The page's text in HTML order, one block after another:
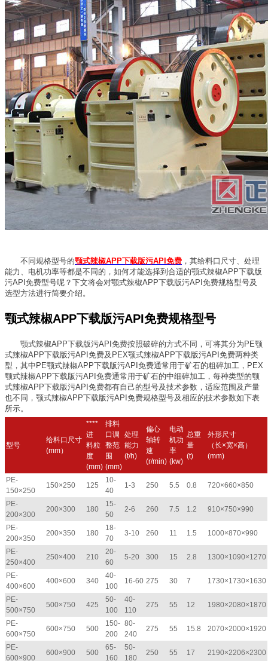
不同规格型号的颚式辣椒APP下载版污API免费 ，其给料口尺寸、处理
能力、电机功率等都是不同的，如何才能选择到合适的颚式辣椒APP下载版
污API免费型号呢？下文将会对颚式辣椒APP下载版污API免费规格型号及
选型方法进行简要介绍。
颚式辣椒APP下载版污API免费规格型号
颚式辣椒APP下载版污API免费按照破碎的方式不同，可将其分为PE颚
式辣椒APP下载版污API免费及PEX颚式辣椒APP下载版污API免费两种类
型，其中PE颚式辣椒APP下载版污API免费通常用于矿石的粗碎加工，PEX
颚式辣椒APP下载版污API免费通常用于矿石的中细碎加工，每种类型的颚
式辣椒APP下载版污API免费都有自己的型号及技术参数，适应范围及产量
也不同，颚式辣椒APP下载版污API免费规格型号及相应的技术参数如下表
所示。
型号
给料口尺寸
(mm）
****
进
料粒
度
(mm)
排料
口调
整范
围
(mm)
处理
能力
(t/h)
偏心
轴转
速
(r/min)
电动
机功
率
(kw)
总重
量
(t)
外形尺寸
（长×宽×高）
(mm)
PE-
150×250
150×250 125
10-
40
1-3 250 5.5 0.8 720×660×850
PE-
200×300
200×300 180
15-
50
2-6 260 7.5 1.2 910×750×990
PE-
200×350
200×350 180
18-
70
3-10 260 11 1.5 1000×870×990
PE-
250×400
250×400 210
20-
60
5-20 300 15 2.8 1300×1090×1270
PE-
400×600
400×600 340
40-
100
16-60 275 30 7 1730×1730×1630
PE-
500×750
500×750 425
50-
100
40-
110
275 55 12 1980×2080×1870
PE-
600×750
600×750 500
150-
200
80-
240
275 55 15.8 2070×2000×1920
PE-
600×900
600×900 500
65-
160
50-
180
250 55 17 2190×2206×2300